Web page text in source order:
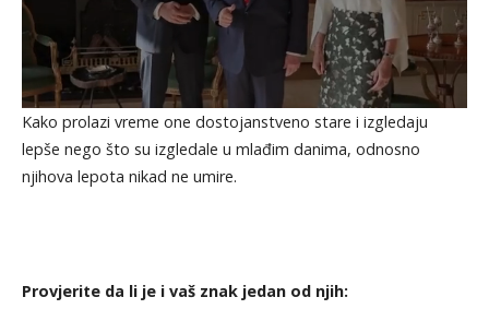
Kako prolazi vreme one dostojanstveno stare i izgledaju
lepše nego što su izgledale u mlađim danima, odnosno
njihova lepota nikad ne umire.
Provjerite da li je i vaš znak jedan od njih: